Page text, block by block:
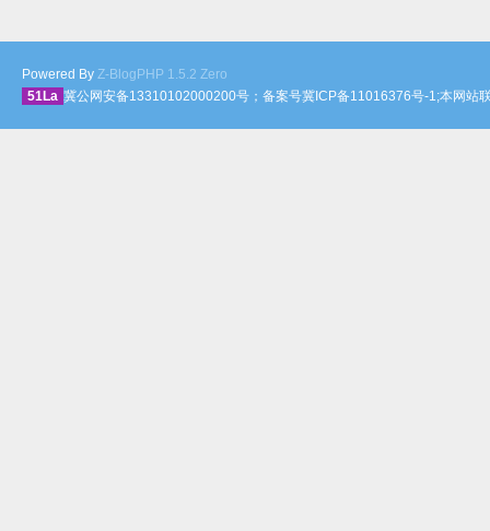
Powered By Z-BlogPHP 1.5.2 Zero
51La 冀公网安备13310102000200号；备案号冀ICP备11016376号-1;本网站